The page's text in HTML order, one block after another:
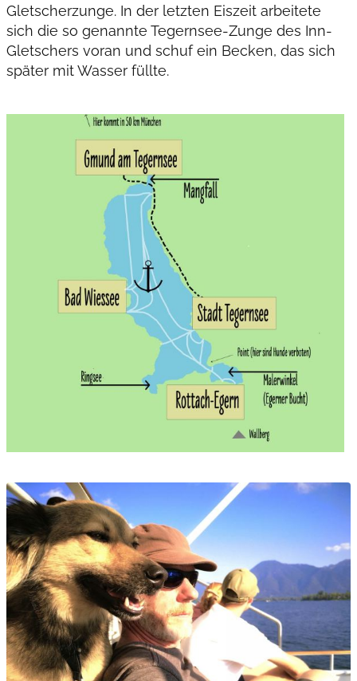
Gletscherzunge. In der letzten Eiszeit arbeitete
sich die so genannte Tegernsee-Zunge des Inn-
Gletschers voran und schuf ein Becken, das sich
später mit Wasser füllte.